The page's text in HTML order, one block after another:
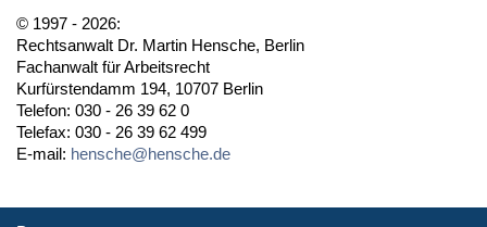
© 1997 - 2026:
Rechtsanwalt Dr. Martin Hensche, Berlin
Fachanwalt für Arbeitsrecht
Kurfürstendamm 194, 10707 Berlin
Telefon: 030 - 26 39 62 0
Telefax: 030 - 26 39 62 499
E-mail: hensche@hensche.de